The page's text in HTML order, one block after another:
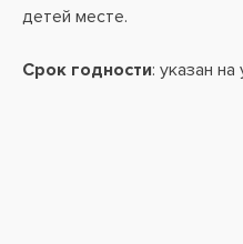
детей месте.
Срок годности: указан на